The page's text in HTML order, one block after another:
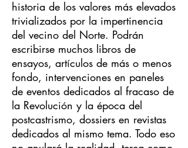
historia de los valores más elevados
trivializados por la impertinencia
del vecino del Norte. Podrán
escribirse muchos libros de
ensayos, artículos de más o menos
fondo, intervenciones en paneles
de eventos dedicados al fracaso de
la Revolución y la época del
postcastrismo, dossiers en revistas
dedicados al mismo tema. Todo eso